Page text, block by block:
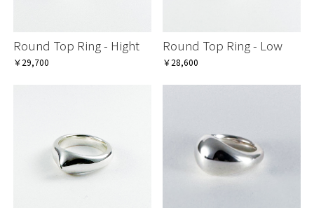
Round Top Ring - Hight
￥29,700
Round Top Ring - Low
￥28,600